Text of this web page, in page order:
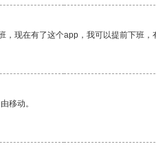
现在有了这个app，我可以提前下班，
移动。